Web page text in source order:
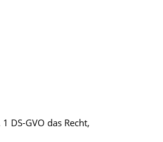
DS-GVO das Recht,